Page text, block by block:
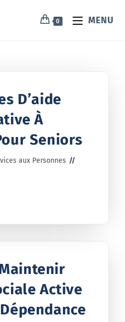
0 MENU
D’aide
À
Seniors
aux Personnes
Active